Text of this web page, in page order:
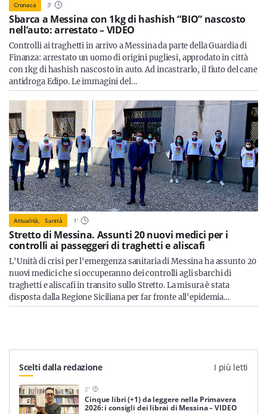
Cronaca 3'
Sbarca a Messina con 1kg di hashish “BIO” nascosto
nell’auto: arrestato – VIDEO
Controlli ai traghetti in arrivo a Messina da parte della Guardia di
Finanza: arrestato un uomo di origini pugliesi, approdato in città
con 1kg di hashish nascosto in auto. Ad incastrarlo, il fiuto del cane
antidroga Edipo. Le immagini del…
Attualità, Sanità 1'
Stretto di Messina. Assunti 20 nuovi medici per i
controlli ai passeggeri di traghetti e aliscafi
L'Unità di crisi per l'emergenza sanitaria di Messina ha assunto 20
nuovi medici che si occuperanno dei controlli agli sbarchi di
traghetti e aliscafi in transito sullo Stretto. La misura è stata
disposta dalla Regione Siciliana per far fronte all'epidemia…
Scelti dalla redazione I più letti
2'
Cinque libri (+1) da leggere nella Primavera
2026: i consigli dei librai di Messina – VIDEO